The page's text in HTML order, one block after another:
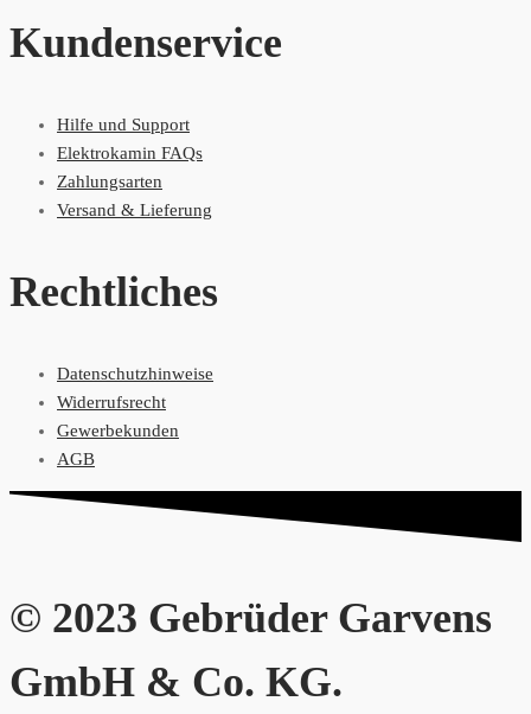
Kundenservice
Hilfe und Support
Elektrokamin FAQs
Zahlungsarten
Versand & Lieferung
Rechtliches
Datenschutzhinweise
Widerrufsrecht
Gewerbekunden
AGB
© 2023 Gebrüder Garvens
GmbH & Co. KG.